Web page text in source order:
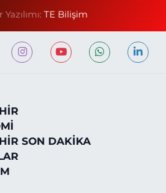
TE Bilişim
SON DAKİKA